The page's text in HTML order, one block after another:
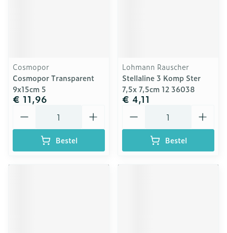
Cosmopor
Cosmopor Transparent
9x15cm 5
€ 11,96
Bestel
Lohmann Rauscher
Stellaline 3 Komp Ster
7,5x 7,5cm 12 36038
€ 4,11
Bestel